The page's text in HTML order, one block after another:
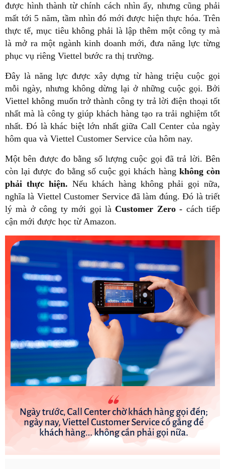
được hình thành từ chính cách nhìn ấy, nhưng cũng phải
mất tới 5 năm, tầm nhìn đó mới được hiện thực hóa. Trên
thực tế, mục tiêu không phải là lập thêm một công ty mà
là mở ra một ngành kinh doanh mới, đưa năng lực từng
phục vụ riêng Viettel bước ra thị trường.
Đây là năng lực được xây dựng từ hàng triệu cuộc gọi
mỗi ngày, nhưng không dừng lại ở những cuộc gọi. Bởi
Viettel không muốn trở thành công ty trả lời điện thoại tốt
nhất mà là công ty giúp khách hàng tạo ra trải nghiệm tốt
nhất. Đó là khác biệt lớn nhất giữa Call Center của ngày
hôm qua và Viettel Customer Service của hôm nay.
Một bên được đo bằng số lượng cuộc gọi đã trả lời. Bên
còn lại được đo bằng số cuộc gọi khách hàng không còn
phải thực hiện.Nếu khách hàng không phải gọi nữa,
nghĩa là Viettel Customer Service đã làm đúng. Đó là triết
lý mà ở công ty mới gọi là Customer Zero- cách tiếp
cận mới được học từ Amazon.